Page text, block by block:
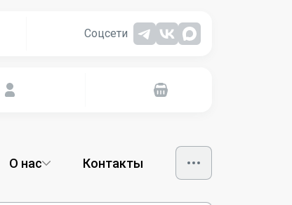
Соцсети
О нас Контакты
Верхняя одежда 30